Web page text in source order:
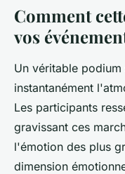
Comment
vos
Un véritable
instantanément
Les participants
gravissant ces
l'émotion des plus
dimension